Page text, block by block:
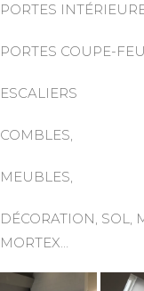
PORTES
PORTES COUPE-
ESCALIERS
COMBLES,
MEUBLES,
DÉCORATION, SOL,
MORTEX…